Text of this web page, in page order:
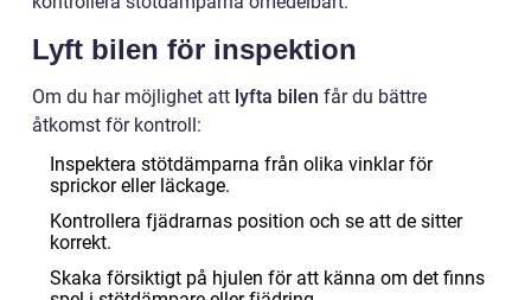
Lyft bilen för inspektion
Om du har möjlighet att lyfta bilen får du bättre
åtkomst för kontroll:
Inspektera stötdämparna från olika vinklar för
sprickor eller läckage.
Kontrollera fjädrarnas position och se att de sitter
korrekt.
Skaka försiktigt på hjulen för att känna om det finns